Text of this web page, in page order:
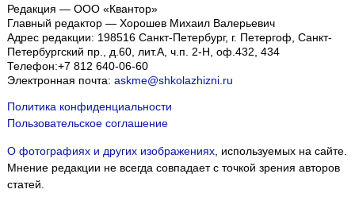
Редакция — ООО «Квантор»
Главный редактор — Хорошев Михаил Валерьевич
Адрес редакции: 198516 Санкт-Петербург, г. Петергоф, Санкт-
Петербургский пр., д.60, лит.А, ч.п. 2-Н, оф.432, 434
Телефон:+7 812 640-06-60
Электронная почта: askme@shkolazhizni.ru
Политика конфиденциальности
Пользовательское соглашение
О фотографиях и других изображениях, используемых на сайте.
Мнение редакции не всегда совпадает с точкой зрения авторов
статей.